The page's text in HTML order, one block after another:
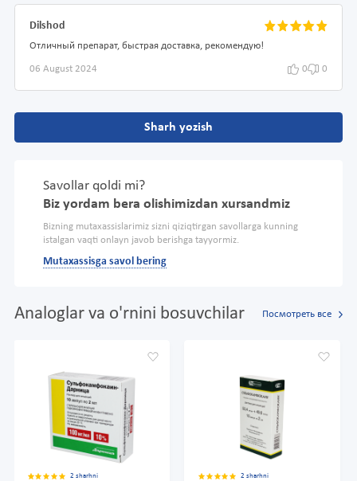
Dilshod
Отличный препарат, быстрая доставка, рекомендую!
06 August 2024 0 0
Sharh yozish
Savollar qoldi mi?
Biz yordam bera olishimizdan xursandmiz
Bizning mutaxassislarimiz sizni qiziqtirgan savollarga kunning
istalgan vaqti onlayn javob berishga tayyormiz.
Mutaxassisga savol bering
Analoglar va o'rnini bosuvchilar Посмотреть все
2 sharhni 2 sharhni